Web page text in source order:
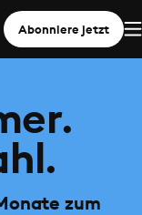
Abonniere jetzt
zum